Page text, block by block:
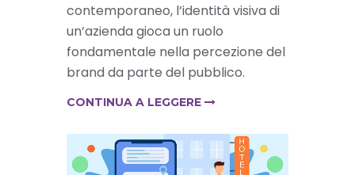
contemporaneo, l’identità visiva di
un’azienda gioca un ruolo
fondamentale nella percezione del
brand da parte del pubblico.
CONTINUA A LEGGERE